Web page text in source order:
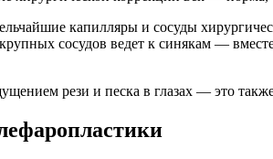
капилляры и сосуды
сосудов ведет к синякам —
рези и песка в глазах — это